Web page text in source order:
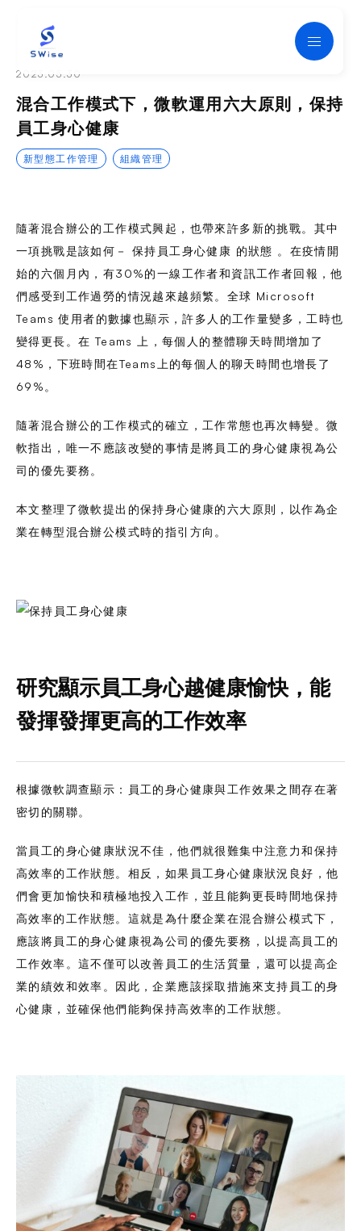
2023.05.30
混合工作模式下，微軟運用六大原則，保持
員工身心健康
新型態工作管理 組織管理
隨著混合辦公的工作模式興起，也帶來許多新的挑戰。其中
一項挑戰是該如何－ 保持員工身心健康 的狀態 。在疫情開
始的六個月內，有30%的一線工作者和資訊工作者回報，他
們感受到工作過勞的情況越來越頻繁。全球 Microsoft
Teams 使用者的數據也顯示，許多人的工作量變多，工時也
變得更長。在 Teams 上，每個人的整體聊天時間增加了
48%，下班時間在Teams上的每個人的聊天時間也增長了
69%。
隨著混合辦公的工作模式的確立，工作常態也再次轉變。微
軟指出，唯一不應該改變的事情是將員工的身心健康視為公
司的優先要務。
本文整理了微軟提出的保持身心健康的六大原則，以作為企
業在轉型混合辦公模式時的指引方向。
研究顯示員工身心越健康愉快，能
發揮發揮更高的工作效率
根據微軟調查顯示：員工的身心健康與工作效果之間存在著
密切的關聯。
當員工的身心健康狀況不佳，他們就很難集中注意力和保持
高效率的工作狀態。相反，如果員工身心健康狀況良好，他
們會更加愉快和積極地投入工作，並且能夠更長時間地保持
高效率的工作狀態。這就是為什麼企業在混合辦公模式下，
應該將員工的身心健康視為公司的優先要務，以提高員工的
工作效率。這不僅可以改善員工的生活質量，還可以提高企
業的績效和效率。因此，企業應該採取措施來支持員工的身
心健康，並確保他們能夠保持高效率的工作狀態。